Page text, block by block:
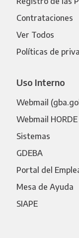
Contrataciones
Ver Todos
Políticas de
Uso Interno
Webmail
Webmail HORDE
Sistemas
GDEBA
Portal del
Mesa de Ayuda
SIAPE